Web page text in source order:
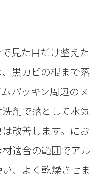
見た目だけ整えた
黒カビの根まで落
パッキン周辺のヌ
剤で落として水気
改善します。にお
適合の範囲でアル
、よく乾燥させま